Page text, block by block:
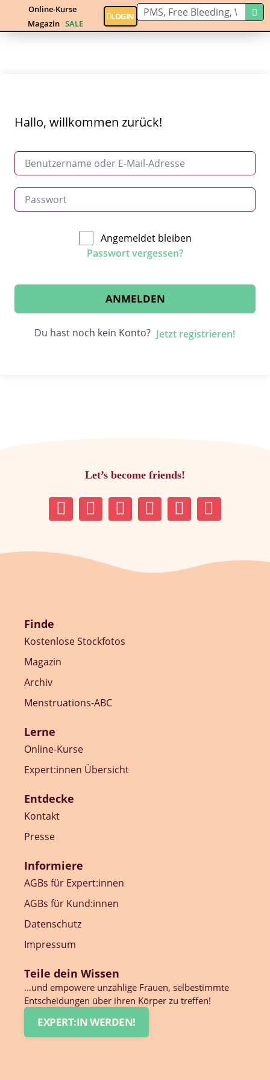
Online-Kurse
Magazin SALE
LOGIN
Hallo, willkommen zurück!
Angemeldet bleiben
Passwort vergessen?
ANMELDEN
Du hast noch kein Konto? Jetzt registrieren!
Let’s become friends!
Finde
Kostenlose Stockfotos
Magazin
Archiv
Menstruations-ABC
Lerne
Online-Kurse
Expert:innen Übersicht
Entdecke
Kontakt
Presse
Informiere
AGBs für Expert:innen
AGBs für Kund:innen
Datenschutz
Impressum
Teile dein Wissen
…und empowere unzählige Frauen, selbestimmte
Entscheidungen über ihren Körper zu treffen!
EXPERT:IN WERDEN!